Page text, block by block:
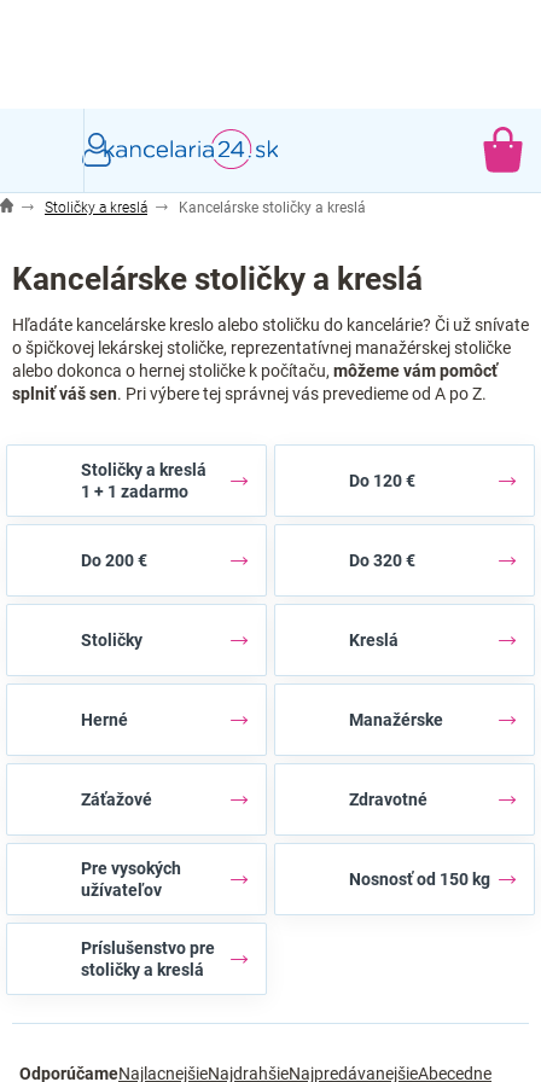
Stoličky a kreslá Kancelárske stoličky a kreslá
Kancelárske stoličky a kreslá
Hľadáte kancelárske kreslo alebo stoličku do kancelárie? Či už snívate
o špičkovej lekárskej stoličke, reprezentatívnej manažérskej stoličke
alebo dokonca o hernej stoličke k počítaču, môžeme vám pomôcť
splniť váš sen. Pri výbere tej správnej vás prevedieme od A po Z.
Stoličky a kreslá
1 + 1 zadarmo
Do 120 €
Do 200 € Do 320 €
Stoličky Kreslá
Herné Manažérske
Záťažové Zdravotné
Pre vysokých
užívateľov
Nosnosť od 150 kg
Príslušenstvo pre
stoličky a kreslá
OdporúčameNajlacnejšieNajdrahšieNajpredávanejšieAbecedne